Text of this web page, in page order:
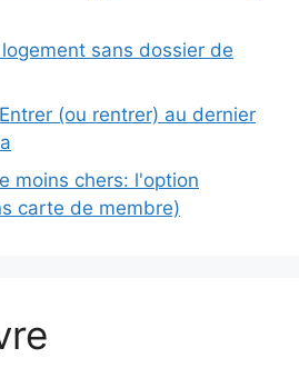
sans dossier de
(ou rentrer) au dernier
moins chers: l'option
carte de membre)